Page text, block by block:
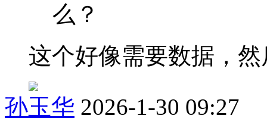
么？
这个好像需要数据，
孙玉华 2026-1-30 09:27